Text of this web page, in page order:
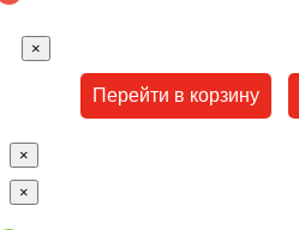
×
Перейти в корзину
×
×